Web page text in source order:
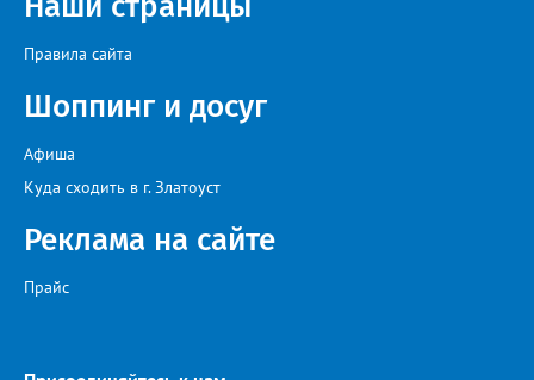
на Первом канале, обладатель звания «Голос страны» Алексей
Правила сайта
Шоппинг и досуг
Афиша
Куда сходить в г. Златоуст
Реклама на сайте
Прайс